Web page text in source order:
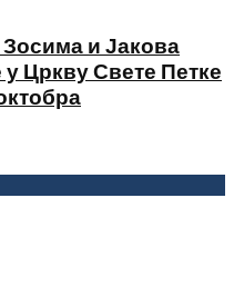
и Јакова
Цркву Свете Петке